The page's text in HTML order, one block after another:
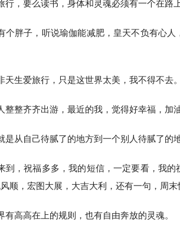
行，要么读书，身体和灵魂必须有一个在路上
个胖子，听说瑜伽能减肥，皇天不负有心
天生爱旅行，只是这世界太美，我不得不去。
整整齐齐出游，最近的我，觉得好幸福，加
是从自己待腻了的地方到一个别人待腻了的地
到，祝福多多，我的短信，一定要看，我
顺，宏图大展，大吉大利，还有一句，周末
有高高在上的规则，也有自由奔放的灵魂。